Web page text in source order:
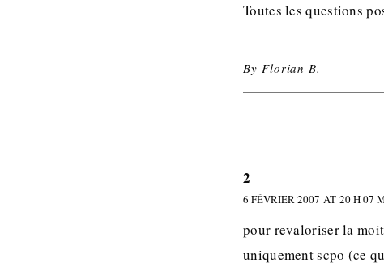
Toutes les questions
ByFlorian B.
2
6 FÉVRIER 2007 AT 20 H 07
pour revaloriser la
uniquement scpo (ce